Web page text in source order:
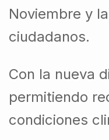
Noviembre y
ciudadanos.
Con la nueva
permitiendo
condiciones